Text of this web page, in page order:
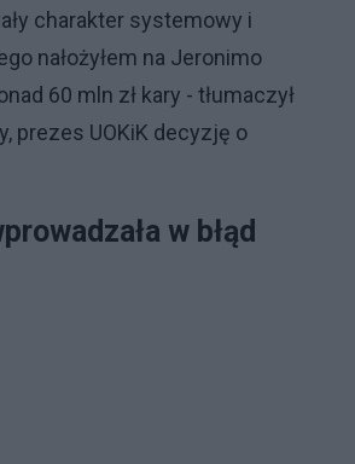
charakter systemowy i
nałożyłem na Jeronimo
60 mln zł kary - tłumaczył
prezes UOKiK decyzję o
w błąd